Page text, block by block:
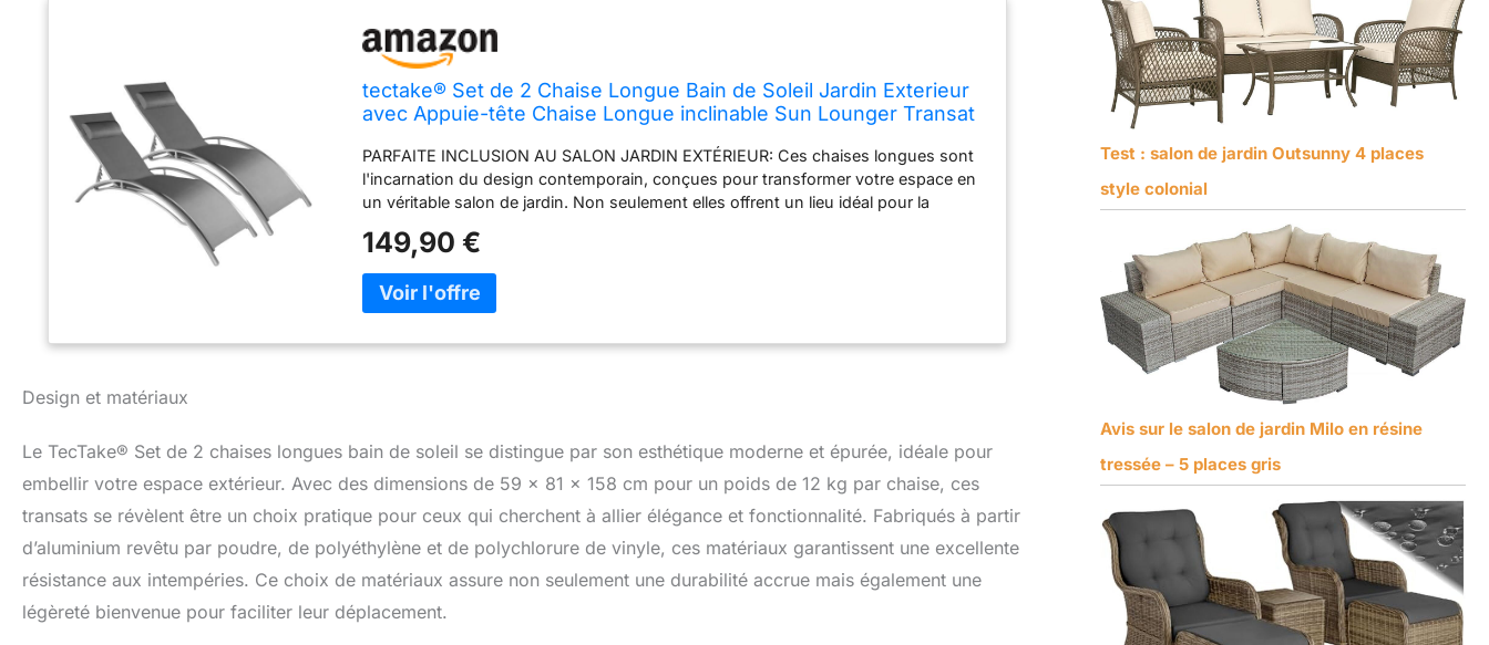
tectake® Set de 2 Chaise Longue Bain de Soleil Jardin Exterieur
avec Appuie-tête Chaise Longue inclinable Sun Lounger Transat
PARFAITE INCLUSION AU SALON JARDIN EXTÉRIEUR: Ces chaises longues sont
l'incarnation du design contemporain, conçues pour transformer votre espace en
un véritable salon de jardin. Non seulement elles offrent un lieu idéal pour la
de votre oasis extérieure, créant un environnement parfait pour se détendre ou
accueillir des amis. DOSSIER AJUSTABLE POUR UN CONFORT MAXIMAL: Trouvez
votre angle idéal pour la relaxation avec le dossier réglable sur 5 positions. Que
vous soyez en mode transat jardin pour une séance de lecture ou en position bain
de soleil pour une sieste, ces chaises longues jardin extérieur s'adaptent à toutes
tandis que la structure de ces bains de soleil garantit une utilisation durable,
saison après saison, sans craindre les aléas climatiques. SOIN FACILE ET
facile, ces chaises longues extérieur se démarquent par leur commodité. Légères
et faciles à déplacer, elles incarnent le mobilier de jardin pratique pour ceux qui
aiment changer de perspective ou suivre le cours du soleil, sans effort et avec
style. ASSEMBLAGE AISÉ, RELAXATION INSTANTANÉE: Passez de l'emballage à la
relaxation en un clin d'œil grâce au montage facile de ces chaises de jardin. Les
149,90 €
Design et matériaux
Le TecTake® Set de 2 chaises longues bain de soleil se distingue par son esthétique moderne et épurée, idéale pour
embellir votre espace extérieur. Avec des dimensions de 59 x 81 x 158 cm pour un poids de 12 kg par chaise, ces
transats se révèlent être un choix pratique pour ceux qui cherchent à allier élégance et fonctionnalité. Fabriqués à partir
d’aluminium revêtu par poudre, de polyéthylène et de polychlorure de vinyle, ces matériaux garantissent une excellente
résistance aux intempéries. Ce choix de matériaux assure non seulement une durabilité accrue mais également une
légèreté bienvenue pour faciliter leur déplacement.
Test : salon de jardin Outsunny 4 places
style colonial
Avis sur le salon de jardin Milo en résine
tressée – 5 places gris